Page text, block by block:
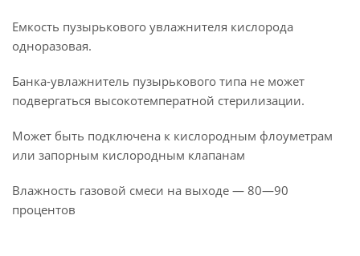
Емкость пузырькового увлажнителя кислорода
одноразовая.
Банка-увлажнитель пузырькового типа не может
подвергаться высокотемператной стерилизации.
Может быть подключена к кислородным флоуметрам
или запорным кислородным клапанам
Влажность газовой смеси на выходе — 80—90
процентов